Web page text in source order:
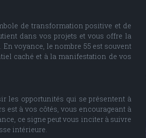
de transformation positive et de
dans vos projets et vous offre la
voyance, le nombre 55 est souvent
caché et à la manifestation de vos
les opportunités qui se présentent à
est à vos côtés, vous encourageant à
ce signe peut vous inciter à suivre
intérieure.